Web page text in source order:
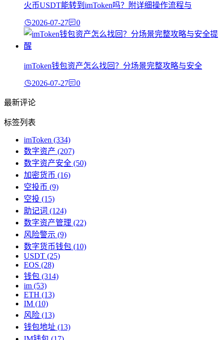
火币USDT能转到imToken吗？附详细操作流程与
2026-07-27 0
imToken钱包资产怎么找回？分场景完整攻略与安全
2026-07-27 0
最新评论
标签列表
imToken (334)
数字资产 (207)
数字资产安全 (50)
加密货币 (16)
空投币 (9)
空投 (15)
助记词 (124)
数字资产管理 (22)
风险警示 (9)
数字货币钱包 (10)
USDT (25)
EOS (28)
钱包 (314)
im (53)
ETH (13)
IM (10)
风险 (13)
钱包地址 (13)